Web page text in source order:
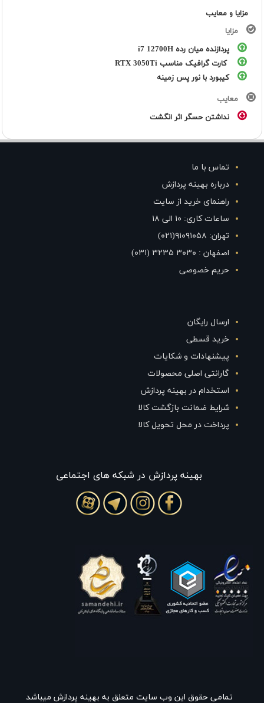
مزایا و معایب
مزایا
پردازنده میان رده i7 12700H
کارت گرافیک مناسب RTX 3050Ti
کیبورد با نور پس زمینه
معایب
نداشتن حسگر اثر انگشت
تماس با ما
درباره بهینه پردازش
راهنمای خرید از سایت
ساعات کاری: ۱۰ الی ۱۸
تهران: ۹۱۰۹۱۰۵۸(۰۲۱)
اصفهان : ۳۰۳۰ ۳۲۳۵ (۰۳۱)
حریم خصوصی
ارسال رایگان
خرید قسطی
پیشنهادات و شکایات
گارانتی اصلی محصولات
استخدام در بهینه پردازش
شرایط ضمانت بازگشت کالا
پرداخت در محل تحویل کالا
بهينه پردازش در شبکه های اجتماعی
تمامی حقوق این وب سایت متعلق به بهینه پردازش میباشد